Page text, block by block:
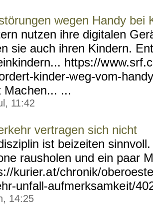
wegen Handy bei
nutzen ihre digitalen
sie auch ihren Kindern.
https://w
kinder-weg-vom-
Machen... ...
11:42
vertragen sich nicht
ist beizeiten
rausholen und ein paar
kurier.at/chronik/
unfall-aufmerksamkeit/
14:25